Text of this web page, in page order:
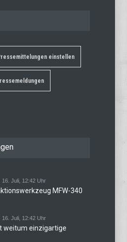
einstellen
16. Juli, 12:42 Uhr
MFW-340
16. Juli, 12:42 Uhr
weitum einzigartige